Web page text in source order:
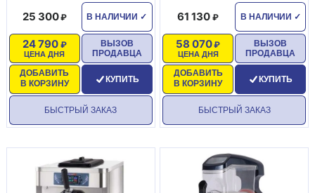
В НАЛИЧИИ ✓
25 300
ЦЕНА ДНЯ
24 790
ДОБАВИТЬ
В КОРЗИНУ
ВЫЗОВ
ПРОДАВЦА
КУПИТЬ
БЫСТРЫЙ ЗАКАЗ
В НАЛИЧИИ ✓
61 130
ЦЕНА ДНЯ
58 070
ДОБАВИТЬ
В КОРЗИНУ
ВЫЗОВ
ПРОДАВЦА
КУПИТЬ
БЫСТРЫЙ ЗАКАЗ